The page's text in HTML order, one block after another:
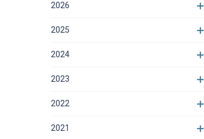
2026
2025
2024
2023
2022
2021